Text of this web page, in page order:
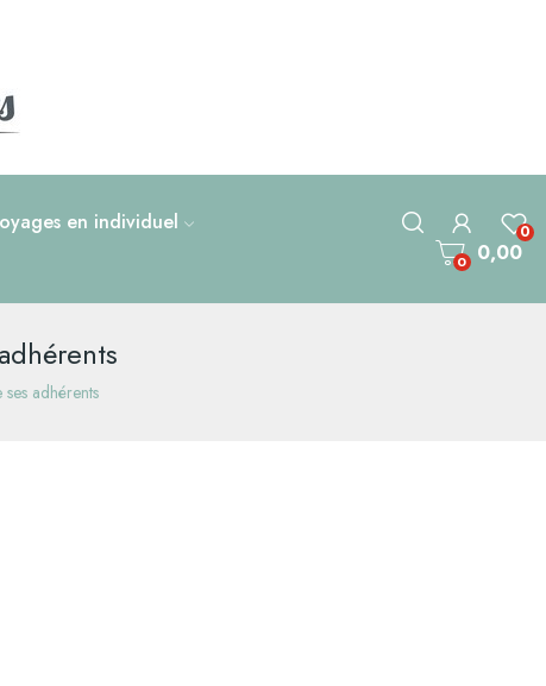
en individuel
0
0,00
0
adhérents